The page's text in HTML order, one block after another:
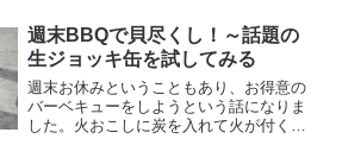
早速テキパキと竿を立てていきます。全
部投げ終わったあと、しば...
週末BBQで貝尽くし！～話題の
生ジョッキ缶を試してみる
週末お休みということもあり、お得意の
バーベキューをしようという話になりま
した。火おこしに炭を入れて火が付くま